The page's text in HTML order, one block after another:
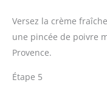
Versez la crème
une pincée de poivre
Provence.
Étape 5